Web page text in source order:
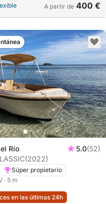
A partir de 400 €
Río 5.0(52)
(2022)
Súper propietario
· 5 m
en las últimas 24h